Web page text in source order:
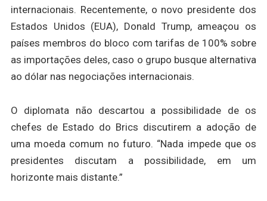
internacionais. Recentemente, o novo presidente dos
Estados Unidos (EUA), Donald Trump, ameaçou os
países membros do bloco com tarifas de 100% sobre
as importações deles, caso o grupo busque alternativa
ao dólar nas negociações internacionais.
O diplomata não descartou a possibilidade de os
chefes de Estado do Brics discutirem a adoção de
uma moeda comum no futuro. “Nada impede que os
presidentes discutam a possibilidade, em um
horizonte mais distante.”